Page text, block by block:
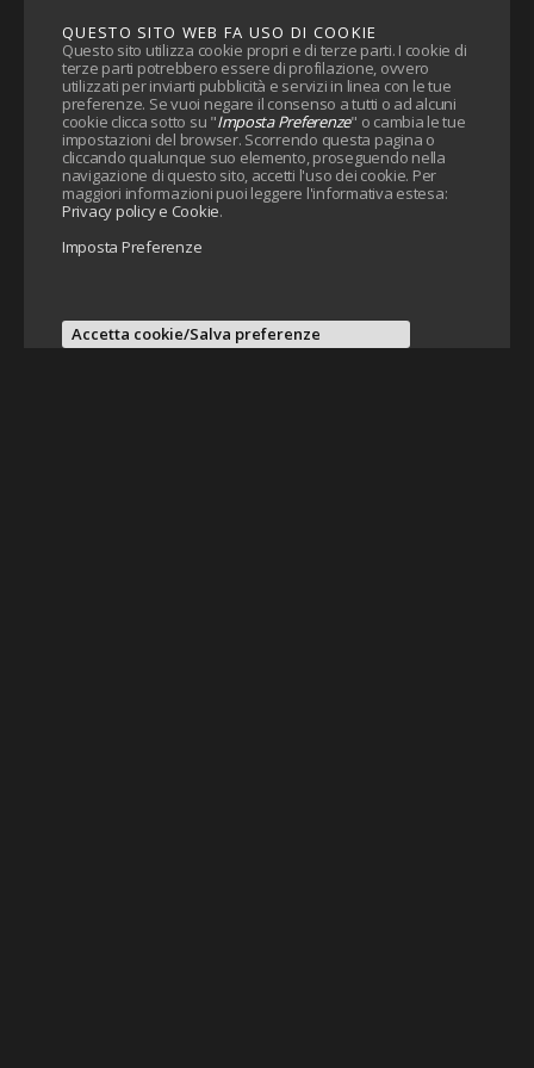
QUESTO SITO WEB FA USO DI COOKIE
Questo sito utilizza cookie propri e di terze parti. I cookie di
terze parti potrebbero essere di profilazione, ovvero
utilizzati per inviarti pubblicità e servizi in linea con le tue
preferenze. Se vuoi negare il consenso a tutti o ad alcuni
cookie clicca sotto su "Imposta Preferenze" o cambia le tue
impostazioni del browser. Scorrendo questa pagina o
cliccando qualunque suo elemento, proseguendo nella
navigazione di questo sito, accetti l'uso dei cookie. Per
maggiori informazioni puoi leggere l'informativa estesa:
Privacy policy e Cookie.
Imposta Preferenze
Accetta cookie/Salva preferenze